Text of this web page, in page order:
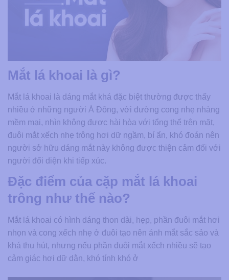
Mắt lá khoai là gì?
Mắt lá khoai là dáng mắt khá đặc biệt thường được thấy
nhiều ở những người Á Đông, với đường cong nhẹ nhàng
mềm mại, nhìn không được hài hòa với tổng thể trên mặt,
đuôi mắt xếch nhẹ trông hơi dữ ngầm, bí ẩn, khó đoán nên
người sở hữu dáng mắt này không được thiện cảm đối với
người đối diện khi tiếp xúc.
Đặc điểm của cặp mắt lá khoai
trông như thế nào?
Mắt lá khoai có hình dáng thon dài, hẹp, phần đuôi mắt hơi
nhọn và cong xếch nhẹ ở đuôi tạo nên ánh mắt sắc sảo và
khá thu hút, nhưng nếu phần đuôi mắt xếch nhiều sẽ tạo
cảm giác hơi dữ dằn, khó tính khó ở